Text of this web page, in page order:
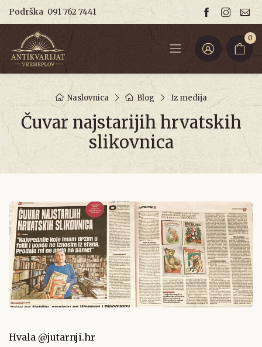
Podrška 091 762 7441
0
Naslovnica Blog Iz medija
Čuvar najstarijih hrvatskih
slikovnica
Hvala @jutarnji.hr